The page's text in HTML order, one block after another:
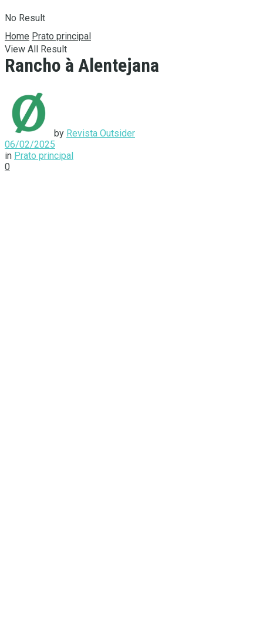
No Result
View All Result
Home Prato principal
Rancho à Alentejana
by Revista Outsider
06/02/2025
in Prato principal
0